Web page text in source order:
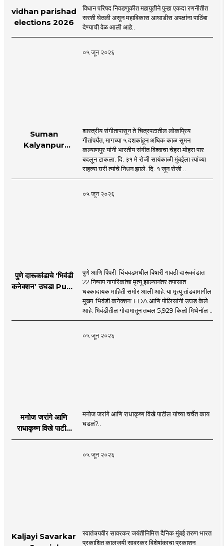
vidhan parishad
elections 2026
विधान परिषद निवडणुकीत महायुतीने पुन्हा एकदा रणनीतीत
सरशी घेतली असून महाविकास आघाडीस अपक्षांना पाठिंबा
देण्याची वेळ आली आहे..
०५ जून २०२६
Suman
Kalyanpur
mumbai |
शास्त्रीय संगीतापासून ते चित्रपटातील लोकप्रिय
गीतांपर्यंत, मागच्या ५ दशकांहून अधिक काळ सुमन
कल्याणपुर यांनी भारतीय संगीत विश्वाचा चेहरा मोहरा पार
बदलून टाकला. दि. ३१ मे रोजी सायंकाळी मुंबईला त्यांच्या
राहत्या घरी त्यांचे निधन झाले. दि. १ जून रोजी ..
०५ जून २०२६
पुणे दारूकांडाचे ‘भिवंडी
कनेक्शन’ उघड! Pune
पुणे आणि पिंपरी-चिंचवडमधील विषारी गावठी दारूकांडात
22 निष्पाप नागरिकांचा मृत्यू झाल्यानंतर तपासात
धक्कादायक माहिती समोर आली आहे. या मृत्यू तांडवामागील
मुख्य 'भिवंडी कनेक्शन' FDA आणि पोलिसांनी उघड केले
आहे. भिवंडीतील गोदामातून तब्बल 5,929 किलो मिथेनॉल ..
०५ जून २०२६
मनोज जरांगे आणि
राधाकृष्ण विखे पाटील
यांच्या चर्चेत काय घडलं?
मनोज जरांगे आणि राधाकृष्ण विखे पाटील यांच्या चर्चेत काय
घडलं?..
०५ जून २०२६
Kaljayi Savarkar
स्वातंत्र्यवीर सावरकर जयंतीनिमित्त दैनिक मुंबई तरुण भारत
प्रकाशित कालजयी सावरकर विशेषांकाचा प्रकाशन